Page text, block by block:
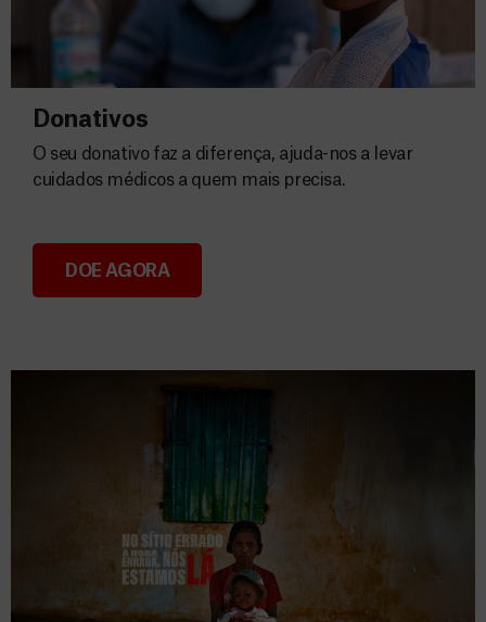
Donativos
Donativos
O seu donativo faz a diferença, ajuda-nos a levar
cuidados médicos a quem mais precisa.
DOE AGORA